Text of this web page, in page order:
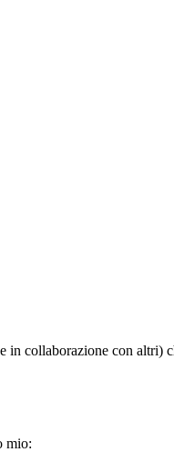
in collaborazione con altri)
mio: